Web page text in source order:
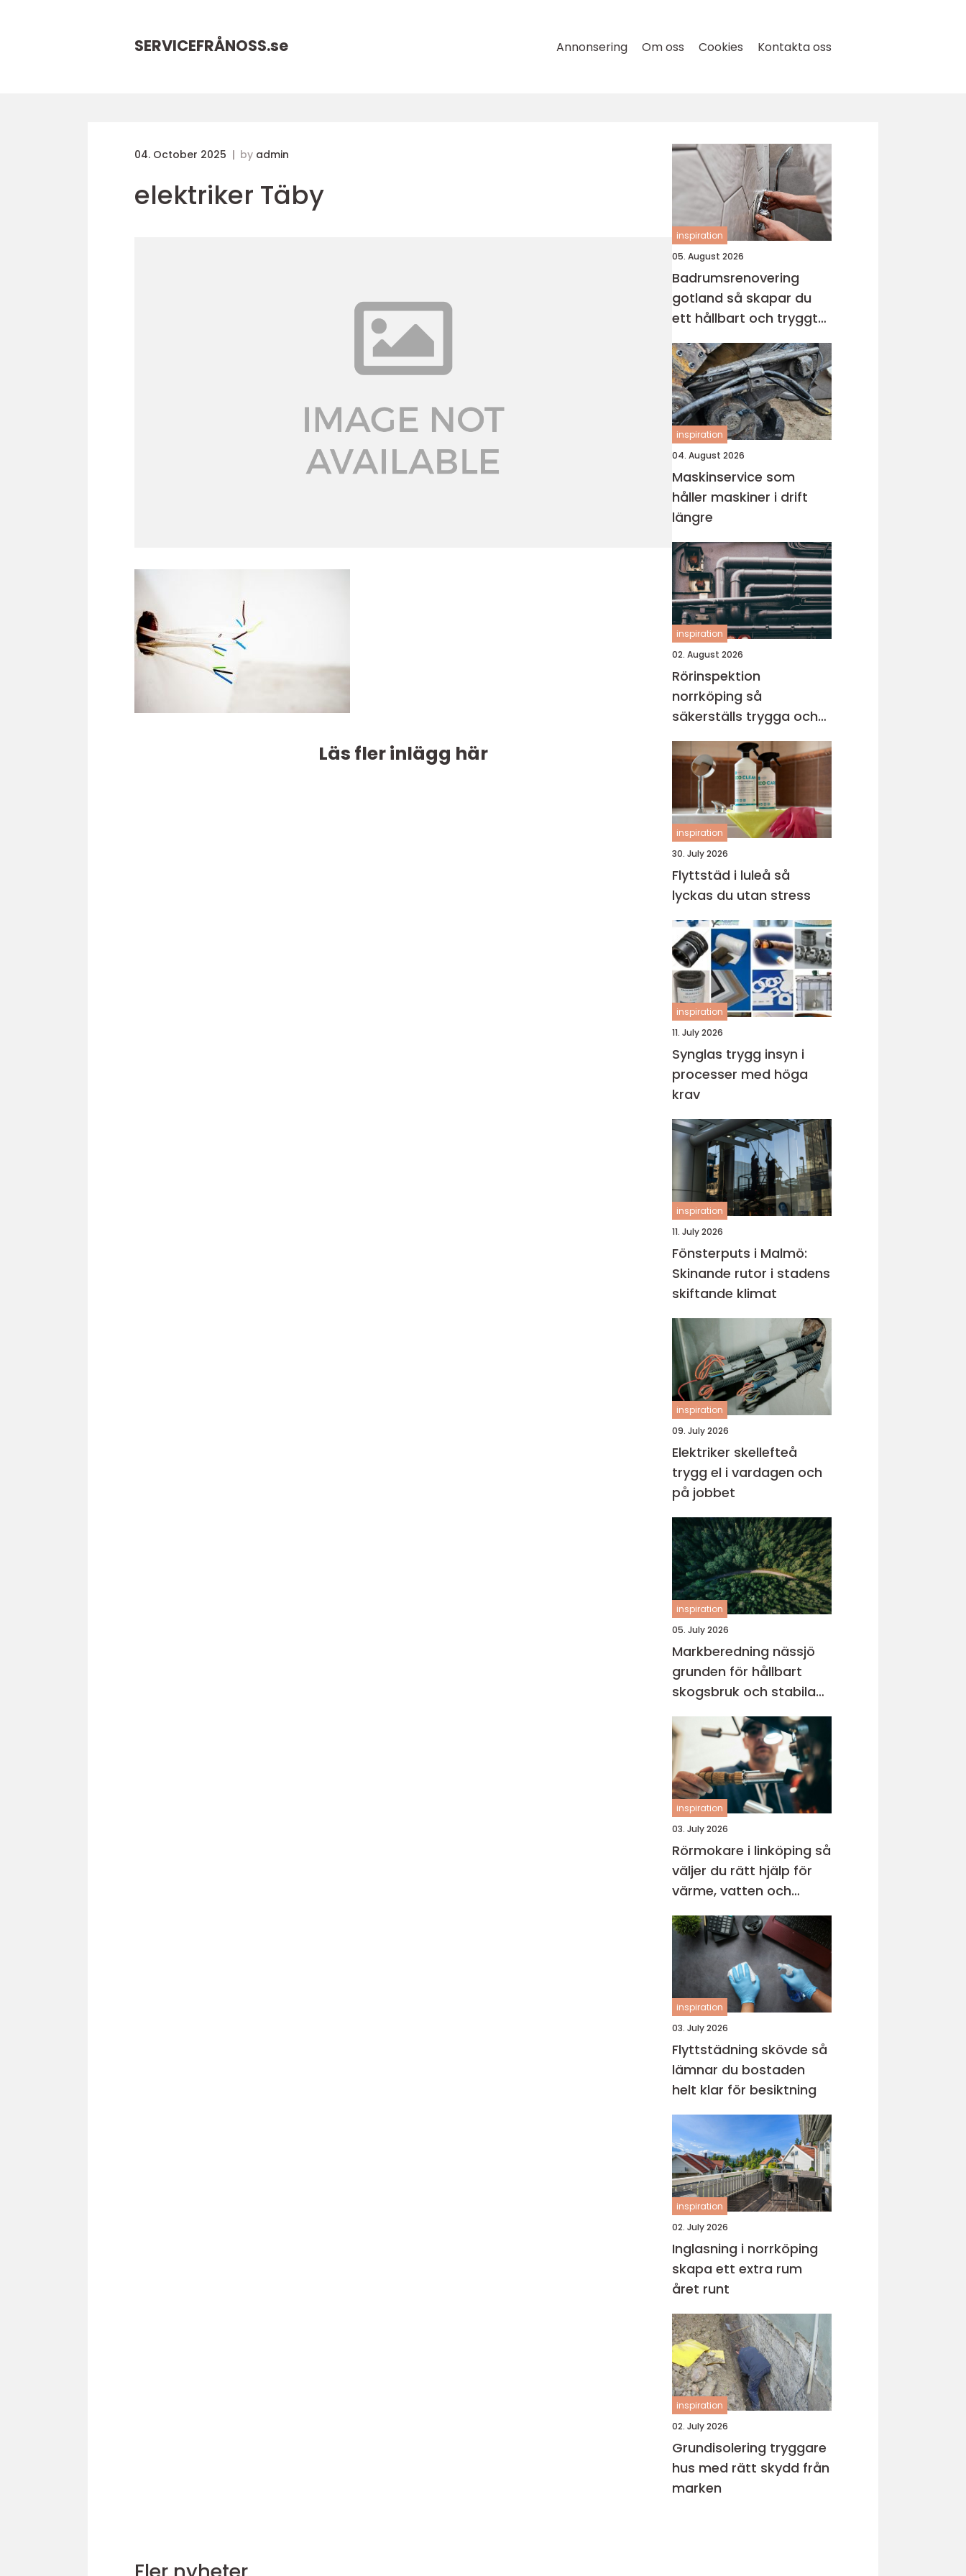
SERVICEFRÅNOSS.se Annonsering Om oss Cookies Kontakta oss
04. October 2025 by admin
elektriker Täby
Läs fler inlägg här
inspiration
05. August 2026
Badrumsrenovering
gotland så skapar du
ett hållbart och tryggt
badrum
inspiration
04. August 2026
Maskinservice som
håller maskiner i drift
längre
inspiration
02. August 2026
Rörinspektion
norrköping så
säkerställs trygga och
hållbara avloppssystem
inspiration
30. July 2026
Flyttstäd i luleå så
lyckas du utan stress
inspiration
11. July 2026
Synglas trygg insyn i
processer med höga
krav
inspiration
11. July 2026
Fönsterputs i Malmö:
Skinande rutor i stadens
skiftande klimat
inspiration
09. July 2026
Elektriker skellefteå
trygg el i vardagen och
på jobbet
inspiration
05. July 2026
Markberedning nässjö
grunden för hållbart
skogsbruk och stabila
markprojekt
inspiration
03. July 2026
Rörmokare i linköping så
väljer du rätt hjälp för
värme, vatten och
avlopp
inspiration
03. July 2026
Flyttstädning skövde så
lämnar du bostaden
helt klar för besiktning
inspiration
02. July 2026
Inglasning i norrköping
skapa ett extra rum
året runt
inspiration
02. July 2026
Grundisolering tryggare
hus med rätt skydd från
marken